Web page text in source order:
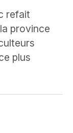
refait
province
plus